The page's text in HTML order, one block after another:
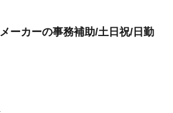
ーカーの事務補助/土日祝/日勤